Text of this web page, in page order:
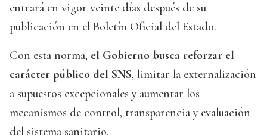
entrará en vigor veinte días después de su
publicación en el Boletín Oficial del Estado.
Con esta norma, el Gobierno busca reforzar el
carácter público del SNS, limitar la externalización
a supuestos excepcionales y aumentar los
mecanismos de control, transparencia y evaluación
del sistema sanitario.